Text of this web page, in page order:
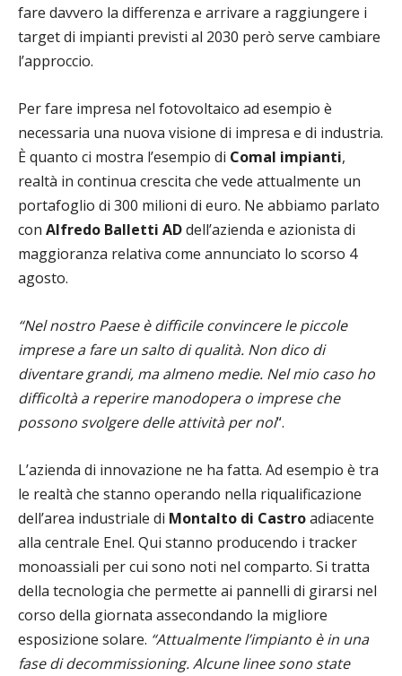
fare davvero la differenza e arrivare a raggiungere i
target di impianti previsti al 2030 però serve cambiare
l’approccio.
Per fare impresa nel fotovoltaico ad esempio è
necessaria una nuova visione di impresa e di industria.
È quanto ci mostra l’esempio di Comal impianti,
realtà in continua crescita che vede attualmente un
portafoglio di 300 milioni di euro. Ne abbiamo parlato
con Alfredo Balletti ADdell’azienda e azionista di
maggioranza relativa come annunciato lo scorso 4
agosto.
“Nel nostro Paese è difficile convincere le piccole
imprese a fare un salto di qualità. Non dico di
diventare grandi, ma almeno medie. Nel mio caso ho
difficoltà a reperire manodopera o imprese che
possono svolgere delle attività per noi“.
L’azienda di innovazione ne ha fatta. Ad esempio è tra
le realtà che stanno operando nella riqualificazione
dell’area industriale di Montalto di Castroadiacente
alla centrale Enel. Qui stanno producendo i tracker
monoassiali per cui sono noti nel comparto. Si tratta
della tecnologia che permette ai pannelli di girarsi nel
corso della giornata assecondando la migliore
esposizione solare. “Attualmente l’impianto è in una
fase di decommissioning. Alcune linee sono state